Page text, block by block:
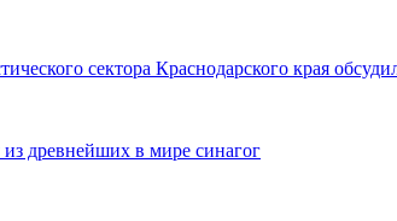
сектора Краснодарского края
древнейших в мире синагог